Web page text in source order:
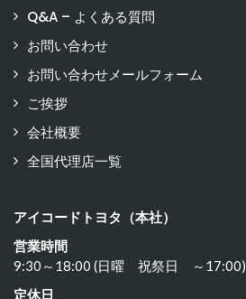
Q&A – よくある質問
お問い合わせ
お問い合わせメールフォーム
ご挨拶
会社概要
全国代理店一覧
アイコードトヨタ（本社）
営業時間
9:30～18:00 (日曜 祝祭日 ～17:00)
定休日